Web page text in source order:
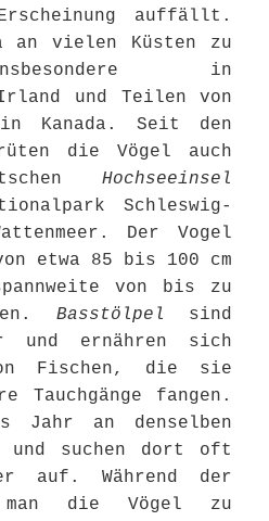
auffällt.
vielen Küsten zu
in
und Teilen von
in Kanada. Seit den
die Vögel auch
Hochseeinsel
Schleswig-
Der Vogel
etwa 85 bis 100 cm
von bis zu
Basstölpel sind
und ernähren sich
Fischen, die sie
Tauchgänge fangen.
Jahr an denselben
und suchen dort oft
auf. Während der
die Vögel zu